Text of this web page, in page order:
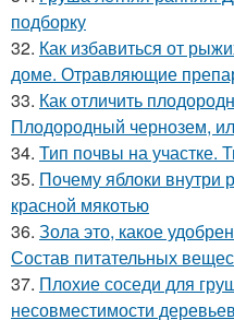
подборку
32. Как избавиться от
доме. Отравляющие
33. Как отличить
Плодородный чернозем,
34. Тип почвы на участке.
35. Почему яблоки внутри
красной мякотью
36. Зола это, какое
Состав питательных
37. Плохие соседи для
несовместимости деревьев